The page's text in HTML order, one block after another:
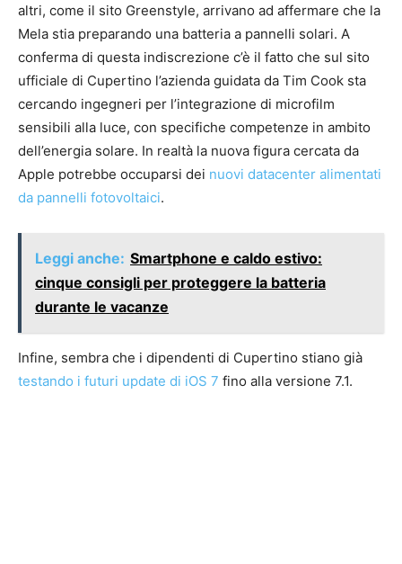
altri, come il sito Greenstyle, arrivano ad affermare che la
Mela stia preparando una batteria a pannelli solari. A
conferma di questa indiscrezione c’è il fatto che sul sito
ufficiale di Cupertino l’azienda guidata da Tim Cook sta
cercando ingegneri per l’integrazione di microfilm
sensibili alla luce, con specifiche competenze in ambito
dell’energia solare. In realtà la nuova figura cercata da
Apple potrebbe occuparsi dei nuovi datacenter alimentati
da pannelli fotovoltaici.
Leggi anche: Smartphone e caldo estivo:
cinque consigli per proteggere la batteria
durante le vacanze
Infine, sembra che i dipendenti di Cupertino stiano già
testando i futuri update di iOS 7 fino alla versione 7.1.